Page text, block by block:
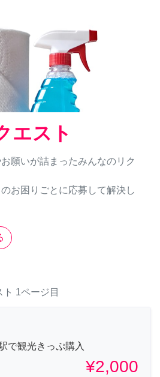
エスト
願いが詰まったみんなのリク
お困りごとに応募して解決し
ト 1ページ目
で観光きっぷ購入
¥2,000